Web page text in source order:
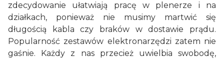
zdecydowanie ułatwiają pracę w plenerze i na
działkach, ponieważ nie musimy martwić się
długością kabla czy braków w dostawie prądu.
Popularność zestawów elektronarzędzi zatem nie
gaśnie. Każdy z nas przecież uwielbia swobodę,